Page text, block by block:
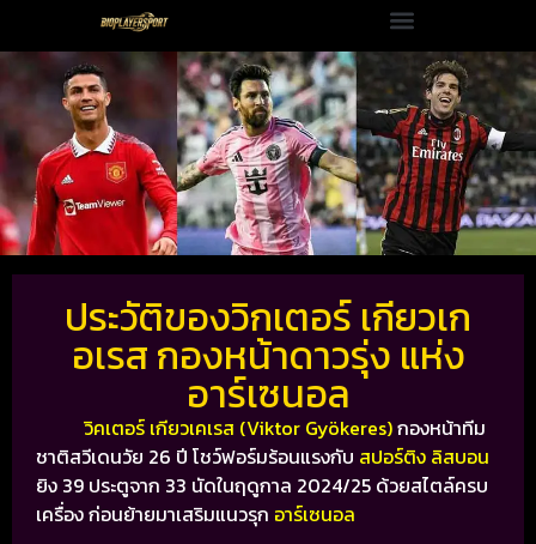
ประวัติของวิกเตอร์ เกียวเก
อเรส กองหน้าดาวรุ่ง แห่ง
อาร์เซนอล
วิคเตอร์ เกียวเคเรส (Viktor Gyökeres)กองหน้าทีม
ชาติสวีเดนวัย 26 ปี โชว์ฟอร์มร้อนแรงกับ สปอร์ติง ลิสบอน
ยิง 39 ประตูจาก 33 นัดในฤดูกาล 2024/25 ด้วยสไตล์ครบ
เครื่อง ก่อนย้ายมาเสริมแนวรุก อาร์เซนอล